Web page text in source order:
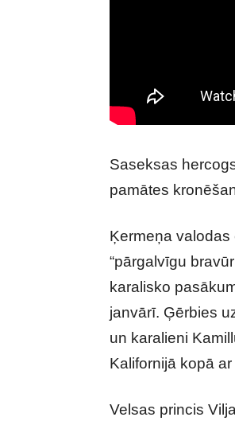
Saseksas
pamātes
Ķermeņa
“pārgalvīgu
karalisko
janvārī. Ģērbies
un karalieni
Kalifornijā kopā
Velsas princis